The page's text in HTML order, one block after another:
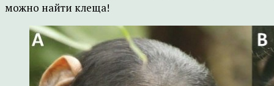
можно найти клеща!